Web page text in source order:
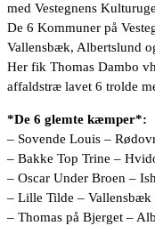
med Vestegnens
De 6 Kommuner på
Vallensbæk, Albertslund
Her fik Thomas Dambo
affaldstræ lavet 6 trolde
*De 6 glemte kæmper*:
– Sovende Louis –
– Bakke Top Trine –
– Oscar Under Broen –
– Lille Tilde – Vallensbæk
– Thomas på Bjerget –